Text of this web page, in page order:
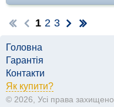
1 2 3
Головна
Гарантія
Контакти
Як купити?
© 2026, Усі права захищено.